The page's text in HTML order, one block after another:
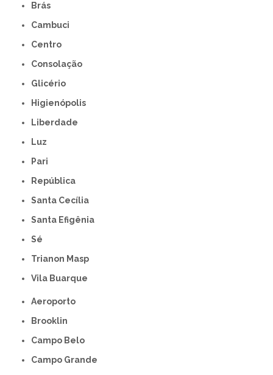
Brás
Cambuci
Centro
Consolação
Glicério
Higienópolis
Liberdade
Luz
Pari
República
Santa Cecília
Santa Efigênia
Sé
Trianon Masp
Vila Buarque
Aeroporto
Brooklin
Campo Belo
Campo Grande